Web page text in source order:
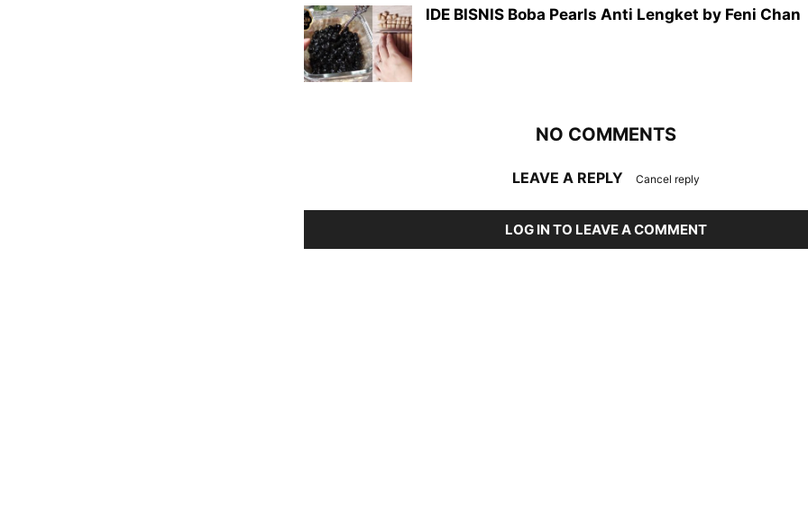
IDE BISNIS Boba Pearls Anti Lengket by Feni Chan
NO COMMENTS
LEAVE A REPLY Cancel reply
LOG IN TO LEAVE A COMMENT